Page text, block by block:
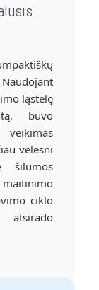
ląstelę
buvo
vėlesni
šilumos
ciklo